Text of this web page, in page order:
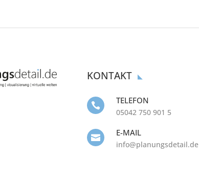
KONTAKT
 TELEFON
05042 750 901 5
 E-MAIL
info@planungsdetail.de